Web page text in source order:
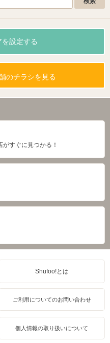
設定する
のチラシを見る
すぐに見つかる！
Shufoo!とは
ご利用についてのお問い合わせ
個人情報の取り扱いについて